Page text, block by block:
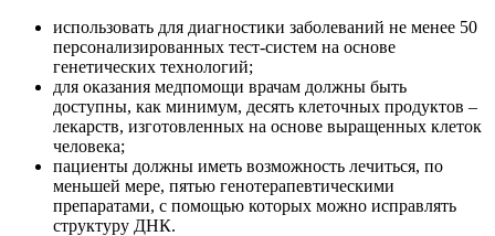
использовать для диагностики заболеваний не менее 50
персонализированных тест-систем на основе
генетических технологий;
для оказания медпомощи врачам должны быть
доступны, как минимум, десять клеточных продуктов –
лекарств, изготовленных на основе выращенных клеток
человека;
пациенты должны иметь возможность лечиться, по
меньшей мере, пятью генотерапевтическими
препаратами, с помощью которых можно исправлять
структуру ДНК.